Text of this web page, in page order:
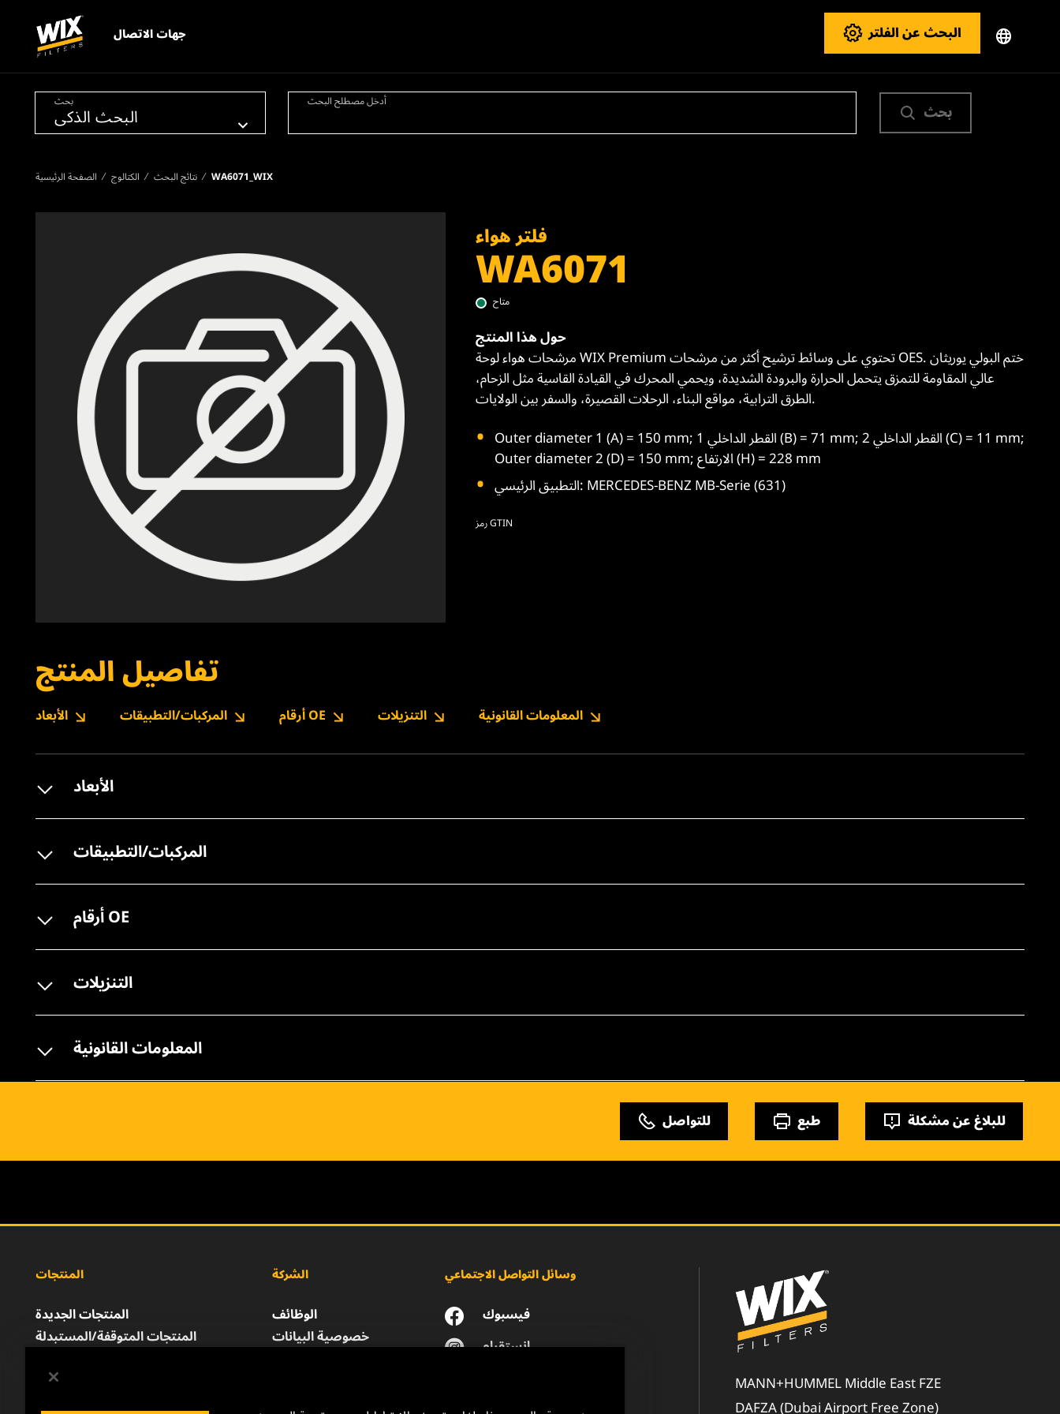
جهات الاتصال البحث عن الفلتر
بحث أدخل مصطلح البحث بحث
الصفحة الرئيسية الكتالوج نتائج البحث WA6071_WIX
فلتر هواء
WA6071
متاح
حول هذا المنتج
مرشحات هواء لوحة WIX Premium تحتوي على وسائط ترشيح أكثر من مرشحات OES. ختم البولي يوريثان
عالي المقاومة للتمزق يتحمل الحرارة والبرودة الشديدة، ويحمي المحرك في القيادة القاسية مثل الزحام،
الطرق الترابية، مواقع البناء، الرحلات القصيرة، والسفر بين الولايات.
Outer diameter 1 (A) = 150 mm; القطر الداخلي 1 (B) = 71 mm; القطر الداخلي 2 (C) = 11 mm;
Outer diameter 2 (D) = 150 mm; الارتفاع (H) = 228 mm
التطبيق الرئيسي: MERCEDES-BENZ MB-Serie (631)
رمز GTIN
تفاصيل المنتج
الأبعاد المركبات/التطبيقات أرقام OE التنزيلات المعلومات القانونية
الأبعاد
المركبات/التطبيقات
أرقام OE
التنزيلات
المعلومات القانونية
للتواصل طبع للبلاغ عن مشكلة
المنتجات
المنتجات الجديدة
المنتجات المتوقفة/المستبدلة
الشركة
الوظائف
خصوصية البيانات
وسائل التواصل الاجتماعي
فيسبوك
انستقرام
MANN+HUMMEL Middle East FZE